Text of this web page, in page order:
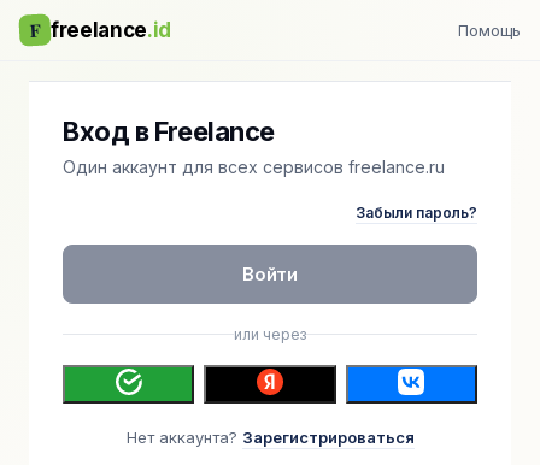
F freelance.id Помощь
Вход в Freelance
Один аккаунт для всех сервисов freelance.ru
Забыли пароль?
Войти
или через
Нет аккаунта? Зарегистрироваться